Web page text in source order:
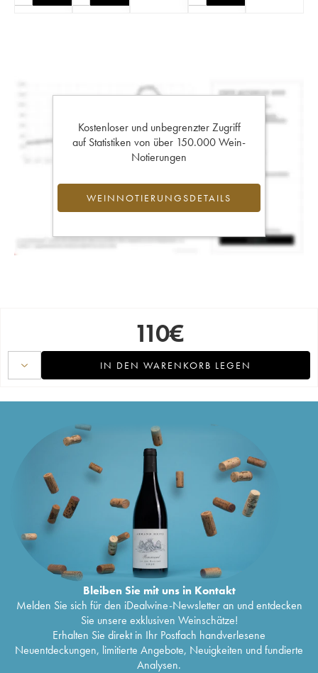
Kostenloser und unbegrenzter Zugriff
auf Statistiken von über 150.000 Wein-
Notierungen
WEINNOTIERUNGSDETAILS
110€
IN DEN WARENKORB LEGEN
Bleiben Sie mit uns in Kontakt
Melden Sie sich für den iDealwine-Newsletter an und entdecken
Sie unsere exklusiven Weinschätze!
Erhalten Sie direkt in Ihr Postfach handverlesene
Neuentdeckungen, limitierte Angebote, Neuigkeiten und fundierte
Analysen.